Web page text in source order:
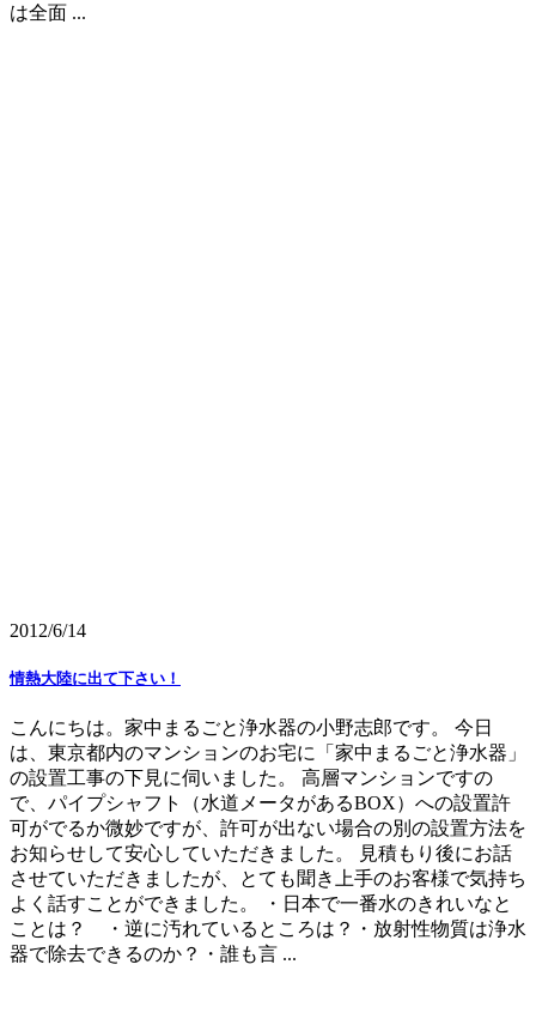
は全面 ...
2012/6/14
情熱大陸に出て下さい！
こんにちは。家中まるごと浄水器の小野志郎です。 今日
は、東京都内のマンションのお宅に「家中まるごと浄水器」
の設置工事の下見に伺いました。 高層マンションですの
で、パイプシャフト（水道メータがあるBOX）への設置許
可がでるか微妙ですが、許可が出ない場合の別の設置方法を
お知らせして安心していただきました。 見積もり後にお話
させていただきましたが、とても聞き上手のお客様で気持ち
よく話すことができました。 ・日本で一番水のきれいなと
ことは？ ・逆に汚れているところは？・放射性物質は浄水
器で除去できるのか？・誰も言 ...